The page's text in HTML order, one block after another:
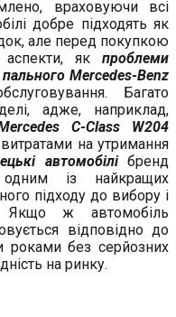
враховуючи всі
добре підходять як
але перед покупкою
аспекти, як проблеми
Mercedes-Benz
Багато
адже, наприклад,
C-Class W204
на утримання
автомобілібренд
одним із найкращих
підходу до вибору і
Якщо ж автомобіль
відповідно до
роками без серйозних
на ринку.